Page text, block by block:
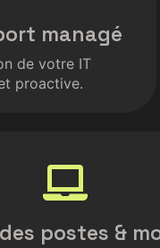
managé
de votre IT
proactive.
postes &